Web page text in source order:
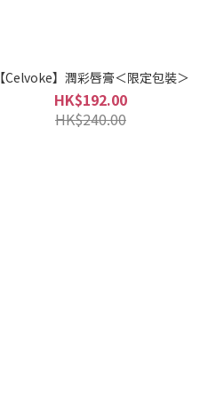
【Celvoke】潤彩唇膏＜限定包裝＞
HK$192.00
HK$240.00